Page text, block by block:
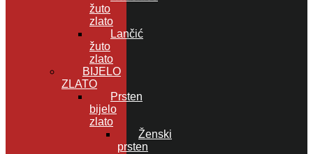
žuto
zlato
Lančić
žuto
zlato
BIJELO
ZLATO
Prsten
bijelo
zlato
Ženski
prsten